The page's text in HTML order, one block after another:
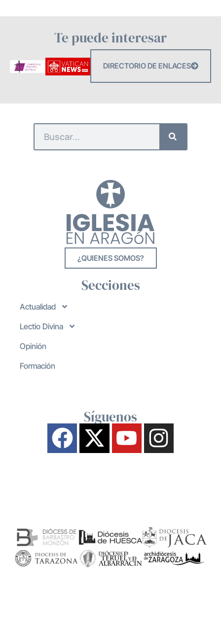
Te puede interesar
DIRECTORIO DE ENLACES
¿QUIENES SOMOS?
Secciones
Actualidad
Lectio Divina
Opinión
Formación
Síguenos